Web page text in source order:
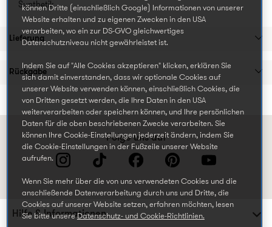
Synthetik
Lieferung
Rückgabe
Folge uns auf
Hilfe & Informationen
können Dritte (einschließlich Google) Informationen von unserer
Website erhalten und zu eigenen Zwecken in den USA
verarbeiten, wo ein zur DS-GVO gleichwertiges
Datenschutzniveau nicht gewährleistet ist.
Indem Sie auf "Alle Cookies akzeptieren" klicken, erklären Sie
sich damit einverstanden, dass wir optionale Cookies auf
unserer Website verwenden können, einschließlich Cookies, die
von Dritten gesetzt werden, die Ihre Daten in den USA
weiterverarbeiten oder speichern können, und Ihre persönlichen
Daten für die oben beschriebenen Zwecke verarbeiten. Sie
können Ihre Cookie-Einstellungen jederzeit ändern, indem Sie
die Cookie-Einstellungen in der Fußzeile unserer Website
aufrufen.
Wenn Sie mehr über die von uns verwendeten Cookies und die
anschließende Datenverarbeitung durch uns und Dritte, die
Cookies auf unserer Website setzen, erfahren möchten, lesen
Sie bitte unsereDatenschutz- und Cookie-Richtlinien.